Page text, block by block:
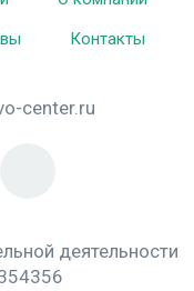
Контакты
center.ru
деятельности